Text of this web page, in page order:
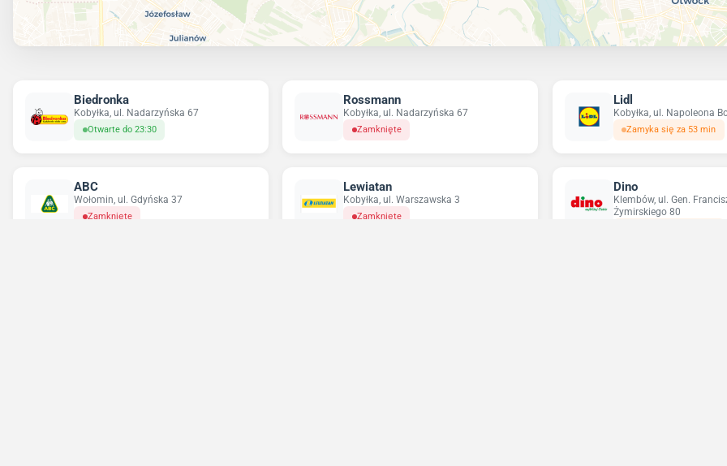
Biedronka
Kobyłka, ul. Nadarzyńska 67
Otwarte do 23:30
Rossmann
Kobyłka, ul. Nadarzyńska 67
Zamknięte
Lidl
Kobyłka, ul. Napoleona
Zamyka się za 53 min
ABC
Wołomin, ul. Gdyńska 37
Zamknięte
Lewiatan
Kobyłka, ul. Warszawska 3
Zamknięte
Dino
Klembów, ul. Gen.
Żymirskiego 80